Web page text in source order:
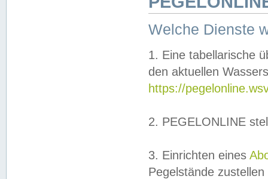
Welche Dienste
1. Eine tabellarische
den aktuellen
https://
2. PEGELONLINE
3. Einrichten eines
Pegelstände